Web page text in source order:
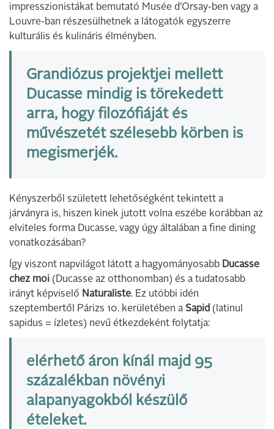
impresszionistákat bemutató Musée d’Orsay-ben vagy a
Louvre-ban részesülhetnek a látogatók egyszerre
kulturális és kulináris élményben.
Grandiózus projektjei mellett
Ducasse mindig is törekedett
arra, hogy filozófiáját és
művészetét szélesebb körben is
megismerjék.
Kényszerből született lehetőségként tekintett a
járványra is, hiszen kinek jutott volna eszébe korábban az
elviteles forma Ducasse, vagy úgy általában a fine dining
vonatkozásában?
Így viszont napvilágot látott a hagyományosabb Ducasse
chez moi (Ducasse az otthonomban) és a tudatosabb
irányt képviselő Naturaliste. Ez utóbbi idén
szeptembertől Párizs 10. kerületében a Sapid (latinul
sapidus = ízletes) nevű étkezdeként folytatja:
elérhető áron kínál majd 95
százalékban növényi
alapanyagokból készülő
ételeket.